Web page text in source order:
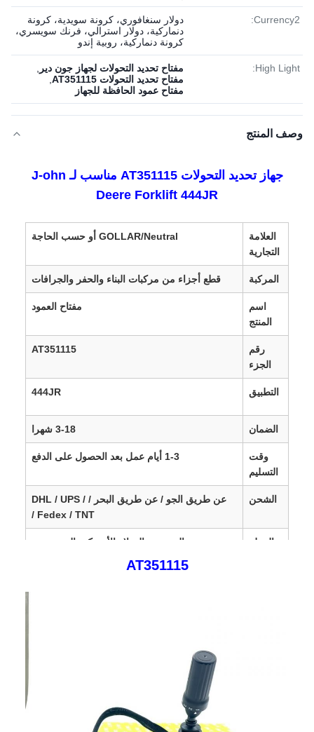
Currency2:
دولار سنغافوري، كرونة سويدية، كرونة
دنماركية، دولار استرالي، فرنك سويسري،
كرونة دنماركية، روبية إندو
High Light: مفتاح تحديد التحولات لجهاز جون دير
مفتاح تحديد التحولات AT351115
مفتاح عمود الحافظة للجهاز
وصف المنتج
جهاز تحديد التحولات AT351115 مناسب لـ J-ohn
Deere Forklift 444JR
العلامة
التجارية
GOLLAR/Neutral أو حسب الحاجة
المركبة قطع أجزاء من مركبات البناء والحفر والجرافات
اسم
المنتج
مفتاح العمود
رقم
الجزء
AT351115
التطبيق 444JR
الضمان 3-18 شهرا
وقت
التسليم
1-3 أيام عمل بعد الحصول على الدفع
الشحن
عن طريق الجو / عن طريق البحر / DHL / UPS /
Fedex / TNT /
العملة
الرنمينبي،الدولار الأمريكي،اليورو،جنيه
AT351115